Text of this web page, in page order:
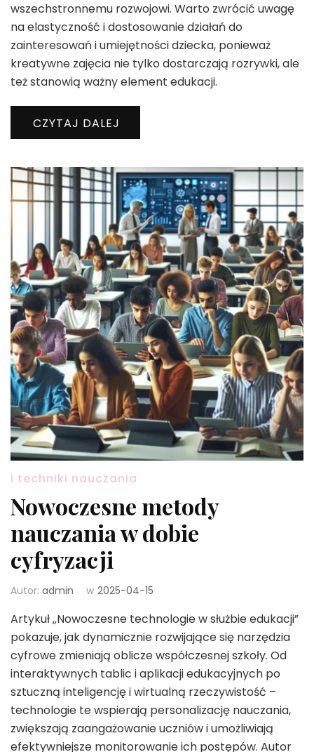
wszechstronnemu rozwojowi. Warto zwrócić uwagę
na elastyczność i dostosowanie działań do
zainteresowań i umiejętności dziecka, ponieważ
kreatywne zajęcia nie tylko dostarczają rozrywki, ale
też stanowią ważny element edukacji.
CZYTAJ DALEJ
i techniki nauczania
Nowoczesne metody
nauczania w dobie
cyfryzacji
Autor: admin w 2025-04-15
Artykuł „Nowoczesne technologie w służbie edukacji”
pokazuje, jak dynamicznie rozwijające się narzędzia
cyfrowe zmieniają oblicze współczesnej szkoły. Od
interaktywnych tablic i aplikacji edukacyjnych po
sztuczną inteligencję i wirtualną rzeczywistość –
technologie te wspierają personalizację nauczania,
zwiększają zaangażowanie uczniów i umożliwiają
efektywniejsze monitorowanie ich postępów. Autor